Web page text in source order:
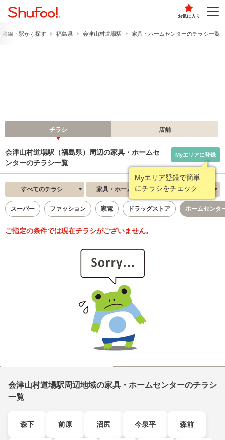
お気に入り
路線・駅から探す 福島県 会津山村道場駅 家具・ホームセンターのチラシ一覧
チラシ 店舗
会津山村道場駅（福島県）周辺の家具・ホームセ
ンターのチラシ一覧
Myエリア登録で簡単
にチラシをチェック
Myエリアに登録
すべてのチラシ 家具・ホームセンター 新着順
スーパー ファッション 家電 ドラッグストア ホームセンタ
ご指定の条件では現在チラシがございません。
会津山村道場駅周辺地域の家具・ホームセンターのチラシ
一覧
森下 前原 沼尻 今泉平 森前